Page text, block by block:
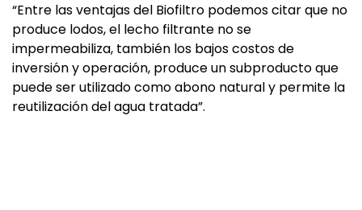
“Entre las ventajas del Biofiltro podemos citar que no
produce lodos, el lecho filtrante no se
impermeabiliza, también los bajos costos de
inversión y operación, produce un subproducto que
puede ser utilizado como abono natural y permite la
reutilización del agua tratada”.